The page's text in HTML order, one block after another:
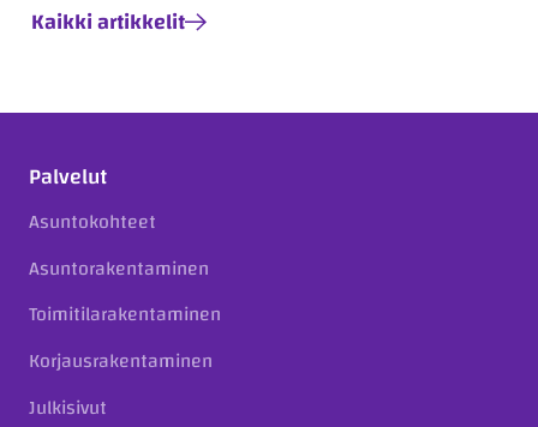
Kaikki artikkelit
Palvelut
Asuntokohteet
Asuntorakentaminen
Toimitilarakentaminen
Korjausrakentaminen
Julkisivut